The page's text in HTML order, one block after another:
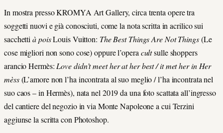
In mostra presso KROMYA Art Gallery, circa trenta opere tra
soggetti nuovi e già conosciuti, come la nota scritta in acrilico sui
sacchettià poisLouis Vuitton: The Best Things Are Not Things(Le
cose migliori non sono cose) oppure l’operacultsulle shoppers
arancio Hermès:Love didn’t meet her at her best / it met her in Her
mèss(L’amore non l’ha incontrata al suo meglio / l’ha incontrata nel
suo caos – in Hermès), nata nel 2019 da una foto scattata all’ingresso
del cantiere del negozio in via Monte Napoleone a cui Terzini
aggiunse la scritta con Photoshop.